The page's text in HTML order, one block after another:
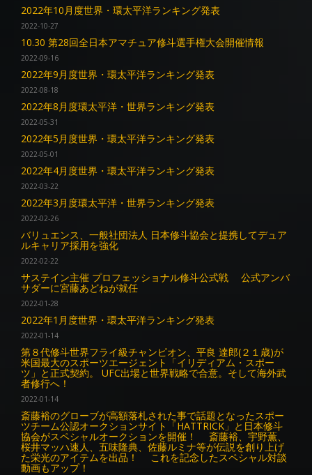
2022年10月度世界・環太平洋ランキング発表
2022-10-27
10.30 第28回全日本アマチュア修斗選手権大会開催情報
2022-09-16
2022年9月度世界・環太平洋ランキング発表
2022-08-18
2022年8月度環太平洋・世界ランキング発表
2022-05-31
2022年5月度世界・環太平洋ランキング発表
2022-05-01
2022年4月度世界・環太平洋ランキング発表
2022-03-22
2022年3月度環太平洋・世界ランキング発表
2022-02-26
バリュエンス、一般社団法人 日本修斗協会と提携してデュア
ルキャリア採用を強化
2022-02-22
サステイン主催 プロフェッショナル修斗公式戦 公式アンバ
サダーに宮藤あどねが就任
2022-01-28
2022年1月度世界・環太平洋ランキング発表
2022-01-14
第８代修斗世界フライ級チャンピオン、平良 達郎(２１歳)が
米国最大のスポーツエージェント「イリディアム・スポー
ツ」と正式契約。 UFC出場と世界戦略で合意。そして海外武
者修行へ！
2022-01-14
斎藤裕のグローブが高額落札された事で話題となったスポー
ツチーム公認オークションサイト「HATTRICK」と日本修斗
協会がスペシャルオークションを開催！ 斎藤裕、宇野薫、
桜井マッハ速人、五味隆典、佐藤ルミナ等が伝説を創り上げ
た栄光のアイテムを出品！ これを記念したスペシャル対談
動画もアップ！